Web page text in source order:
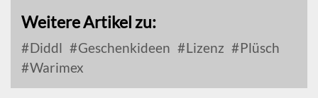
Weitere Artikel zu:
Diddl Geschenkideen Lizenz
Plüsch
Warimex